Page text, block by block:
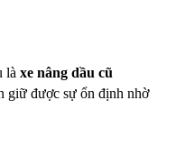
là xe nâng dầu cũ
giữ được sự ổn định nhờ